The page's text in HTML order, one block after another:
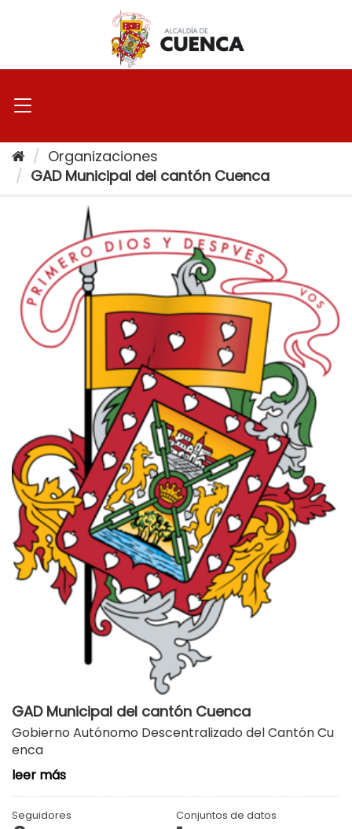
Organizaciones
GAD Municipal del cantón Cuenca
GAD Municipal del cantón Cuenca
Gobierno Autónomo Descentralizado del Cantón Cu
enca
leer más
Seguidores Conjuntos de datos